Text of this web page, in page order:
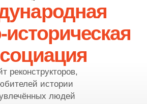
реконструкторов,
истории
людей